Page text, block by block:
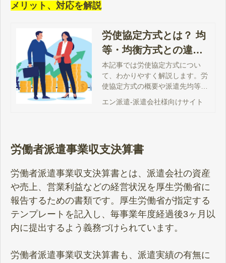
メリット、対応を解説
労使協定方式とは？ 均
等・均衡方式との違い
やメリット、対応を解
説
本記事では労使協定方式につい
て、わかりやすく解説します。労
使協定方式の概要や派遣先均等・
均衡方式との違い、メリット・デ
メリット、賃金の算出方法、対応
エン派遣-派遣会社様向けサイト
労働者派遣事業収支決算書
労働者派遣事業収支決算書とは、派遣会社の資産
や売上、営業利益などの経営状況を厚生労働省に
報告するための書類です。厚生労働省が指定する
テンプレートを記入し、毎事業年度経過後3ヶ月以
内に提出するよう義務づけられています。
労働者派遣事業収支決算書も、派遣実績の有無に